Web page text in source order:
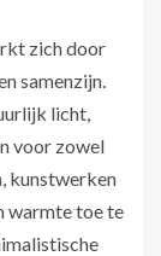
zich door
samenzijn.
licht,
voor zowel
kunstwerken
warmte toe te